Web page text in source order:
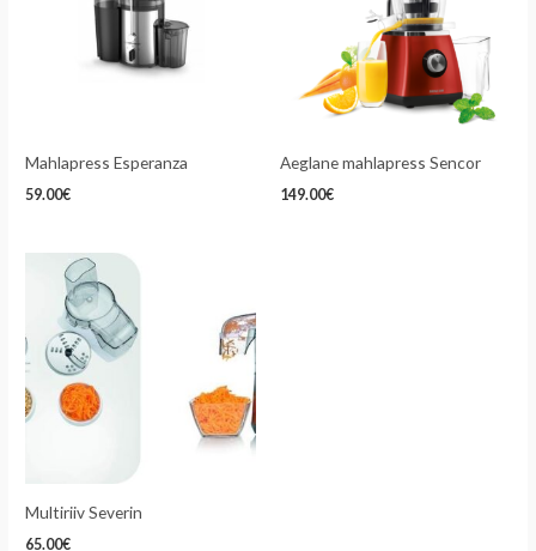
Mahlapress Esperanza
59.00€
Aeglane mahlapress Sencor
149.00€
Multiriiv Severin
65.00€